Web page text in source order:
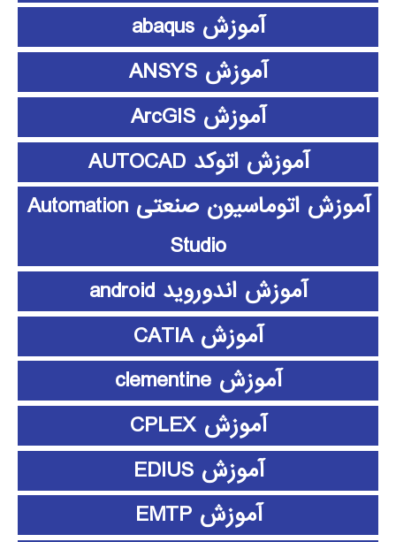
آموزش abaqus
آموزش ANSYS
آموزش ArcGIS
آموزش اتوکد AUTOCAD
آموزش اتوماسیون صنعتی Automation
Studio
آموزش اندوروید android
آموزش CATIA
آموزش clementine
آموزش CPLEX
آموزش EDIUS
آموزش EMTP